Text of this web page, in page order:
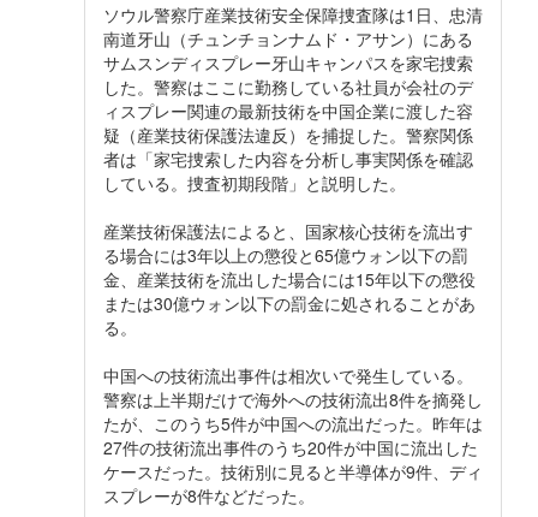
ソウル警察庁産業技術安全保障捜査隊は1日、忠清
南道牙山（チュンチョンナムド・アサン）にある
サムスンディスプレー牙山キャンパスを家宅捜索
した。警察はここに勤務している社員が会社のデ
ィスプレー関連の最新技術を中国企業に渡した容
疑（産業技術保護法違反）を捕捉した。警察関係
者は「家宅捜索した内容を分析し事実関係を確認
している。捜査初期段階」と説明した。
産業技術保護法によると、国家核心技術を流出す
る場合には3年以上の懲役と65億ウォン以下の罰
金、産業技術を流出した場合には15年以下の懲役
または30億ウォン以下の罰金に処されることがあ
る。
中国への技術流出事件は相次いで発生している。
警察は上半期だけで海外への技術流出8件を摘発し
たが、このうち5件が中国への流出だった。昨年は
27件の技術流出事件のうち20件が中国に流出した
ケースだった。技術別に見ると半導体が9件、ディ
スプレーが8件などだった。